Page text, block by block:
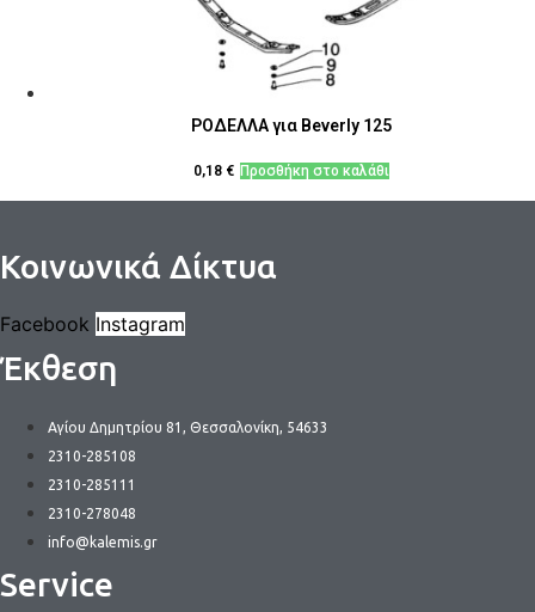
ΡΟΔΕΛΛΑ για Beverly 125
0,18 € Προσθήκη στο καλάθι
Κοινωνικά Δίκτυα
Facebook Instagram
Έκθεση
Αγίου Δημητρίου 81, Θεσσαλονίκη, 54633
2310-285108
2310-285111
2310-278048
info@kalemis.gr
Service